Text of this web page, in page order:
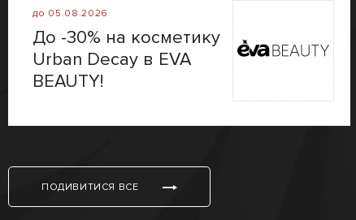
до 05.08.2026
До -30% на косметику
Urban Decay в EVA
BEAUTY!
ПОДИВИТИСЯ ВСЕ